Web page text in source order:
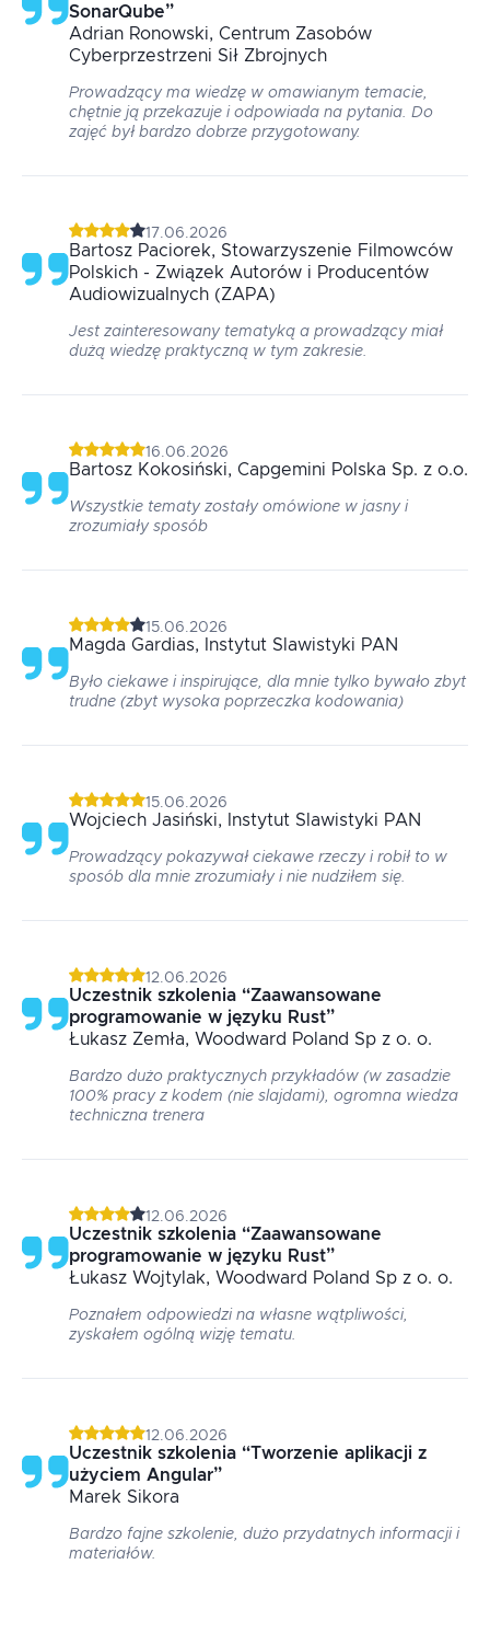
SonarQube”
Adrian Ronowski, Centrum Zasobów
Cyberprzestrzeni Sił Zbrojnych
Prowadzący ma wiedzę w omawianym temacie,
chętnie ją przekazuje i odpowiada na pytania. Do
zajęć był bardzo dobrze przygotowany.
17.06.2026
Bartosz Paciorek, Stowarzyszenie Filmowców
Polskich - Związek Autorów i Producentów
Audiowizualnych (ZAPA)
Jest zainteresowany tematyką a prowadzący miał
dużą wiedzę praktyczną w tym zakresie.
16.06.2026
Bartosz Kokosiński, Capgemini Polska Sp. z o.o.
Wszystkie tematy zostały omówione w jasny i
zrozumiały sposób
15.06.2026
Magda Gardias, Instytut Slawistyki PAN
Było ciekawe i inspirujące, dla mnie tylko bywało zbyt
trudne (zbyt wysoka poprzeczka kodowania)
15.06.2026
Wojciech Jasiński, Instytut Slawistyki PAN
Prowadzący pokazywał ciekawe rzeczy i robił to w
sposób dla mnie zrozumiały i nie nudziłem się.
12.06.2026
Uczestnik szkolenia “Zaawansowane
programowanie w języku Rust”
Łukasz Zemła, Woodward Poland Sp z o. o.
Bardzo dużo praktycznych przykładów (w zasadzie
100% pracy z kodem (nie slajdami), ogromna wiedza
techniczna trenera
12.06.2026
Uczestnik szkolenia “Zaawansowane
programowanie w języku Rust”
Łukasz Wojtylak, Woodward Poland Sp z o. o.
Poznałem odpowiedzi na własne wątpliwości,
zyskałem ogólną wizję tematu.
12.06.2026
Uczestnik szkolenia “Tworzenie aplikacji z
użyciem Angular”
Marek Sikora
Bardzo fajne szkolenie, dużo przydatnych informacji i
materiałów.